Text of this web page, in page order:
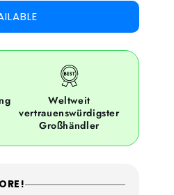
Weltweit
vertrauenswürdigster
Großhändler